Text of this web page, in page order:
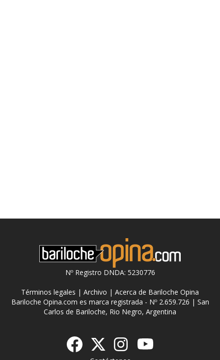
Nº Registro DNDA: 5230776
Términos legales | Archivo | Acerca de Bariloche Opina
Bariloche Opina.com es marca registrada - Nº 2.659.726 | San
Carlos de Bariloche, Rio Negro, Argentina